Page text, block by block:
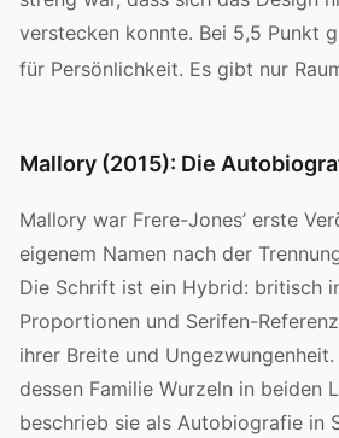
verstecken konnte. Bei 5,5 Punkt
für Persönlichkeit. Es gibt nur
Mallory (2015): Die
Mallory war Frere-Jones’ erste
eigenem Namen nach der
Die Schrift ist ein Hybrid: britisch
Proportionen und Serifen-
ihrer Breite und
dessen Familie Wurzeln in beiden
beschrieb sie als Autobiografie